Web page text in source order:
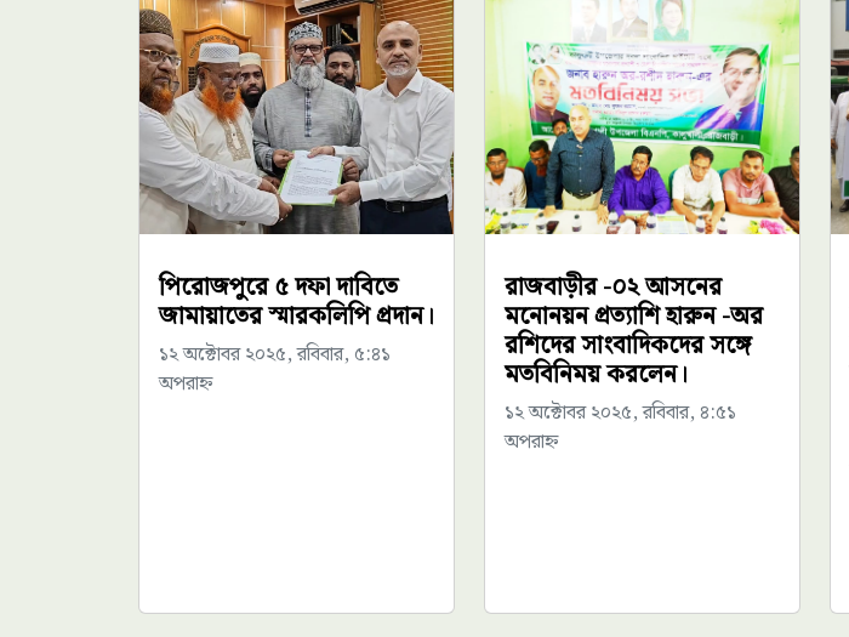
পিরোজপুরে ৫ দফা দাবিতে
জামায়াতের স্মারকলিপি প্রদান।
১২ অক্টোবর ২০২৫, রবিবার, ৫:৪১
অপরাহ্ন
রাজবাড়ীর -০২ আসনের
মনোনয়ন প্রত্যাশি হারুন -অর
রশিদের সাংবাদিকদের সঙ্গে
মতবিনিময় করলেন।
১২ অক্টোবর ২০২৫, রবিবার, ৪:৫১
অপরাহ্ন